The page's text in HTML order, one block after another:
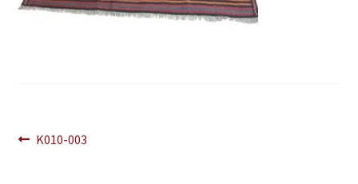
Navegación
Anterior:
K010-003